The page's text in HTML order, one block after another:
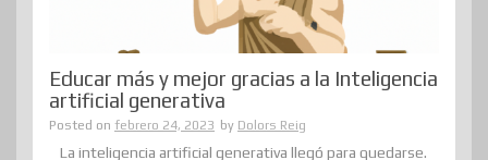
Educar más y mejor gracias a la Inteligencia
artificial generativa
Posted on febrero 24, 2023 by Dolors Reig
La inteligencia artificial generativa llegó para quedarse.